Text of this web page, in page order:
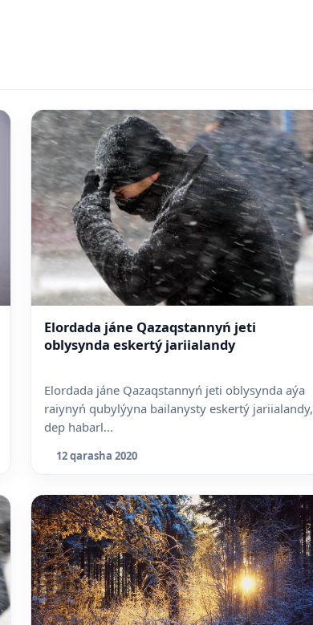
Elordada jáne Qazaqstannyń jeti
oblysynda eskertý jariialandy
Elordada jáne Qazaqstannyń jeti oblysynda aýa
raiynyń qubylýyna bailanysty eskertý jariialandy,
dep habarl...
12 qarasha 2020